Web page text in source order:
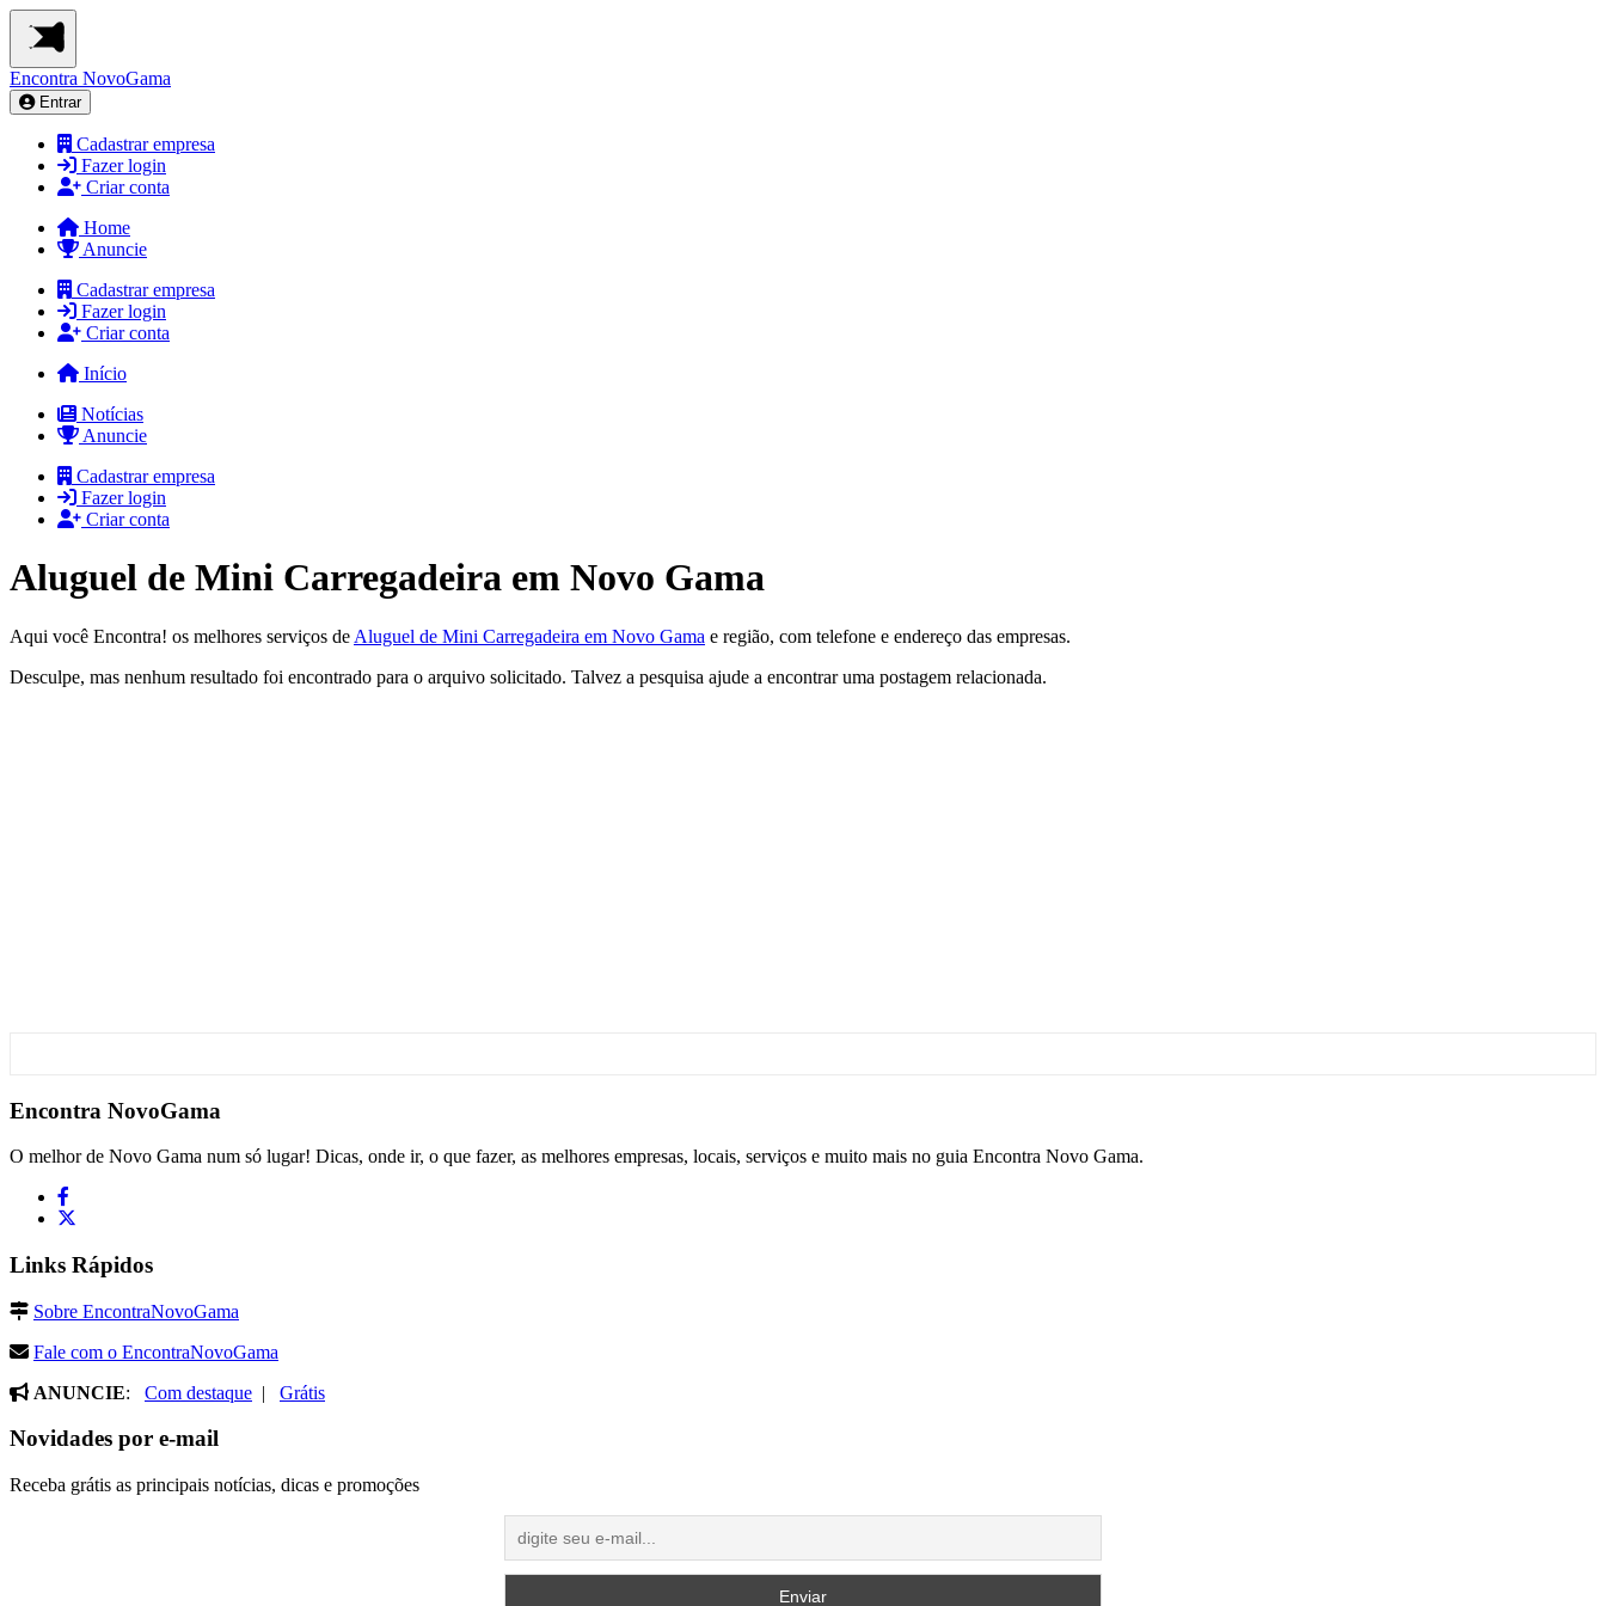
Encontra NovoGama
Entrar
Cadastrar empresa
Fazer login
Criar conta
Home
Anuncie
Cadastrar empresa
Fazer login
Criar conta
Início
Notícias
Anuncie
Cadastrar empresa
Fazer login
Criar conta
Aluguel de Mini Carregadeira em Novo Gama
Aqui você Encontra! os melhores serviços de Aluguel de Mini Carregadeira em Novo Gama e região, com telefone e endereço das empresas.
Desculpe, mas nenhum resultado foi encontrado para o arquivo solicitado. Talvez a pesquisa ajude a encontrar uma postagem relacionada.
Encontra NovoGama
O melhor de Novo Gama num só lugar! Dicas, onde ir, o que fazer, as melhores empresas, locais, serviços e muito mais no guia Encontra Novo Gama.
Links Rápidos
Sobre EncontraNovoGama
Fale com o EncontraNovoGama
ANUNCIE: Com destaque | Grátis
Novidades por e-mail
Receba grátis as principais notícias, dicas e promoções